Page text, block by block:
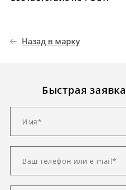
Назад в марку
Быстрая